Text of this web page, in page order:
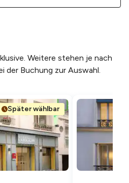
Weitere stehen je nach
der Buchung zur Auswahl.
Später wählbar